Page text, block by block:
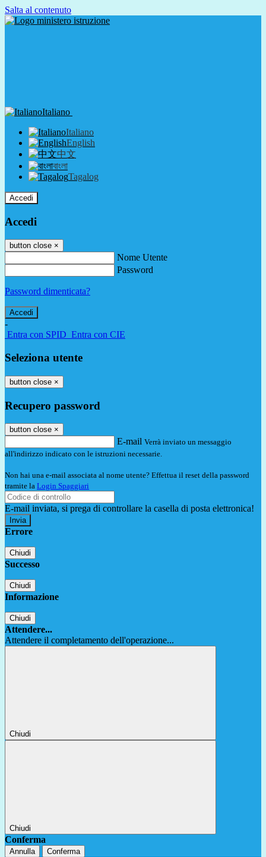
Salta al contenuto
Italiano
Italiano
English
中文
বাংলা
Tagalog
Accedi
Accedi
button close ×
Nome Utente
Password
Password dimenticata?
-
Entra con SPID Entra con CIE
Seleziona utente
button close ×
Recupero password
button close ×
E-mail Verrà inviato un messaggio
all'indirizzo indicato con le istruzioni necessarie.
Non hai una e-mail associata al nome utente? Effettua il reset della password
tramite la Login Spaggiari
E-mail inviata, si prega di controllare la casella di posta elettronica!
Errore
Chiudi
Successo
Chiudi
Informazione
Chiudi
Attendere...
Attendere il completamento dell'operazione...
Chiudi
Chiudi
Conferma
Annulla Conferma